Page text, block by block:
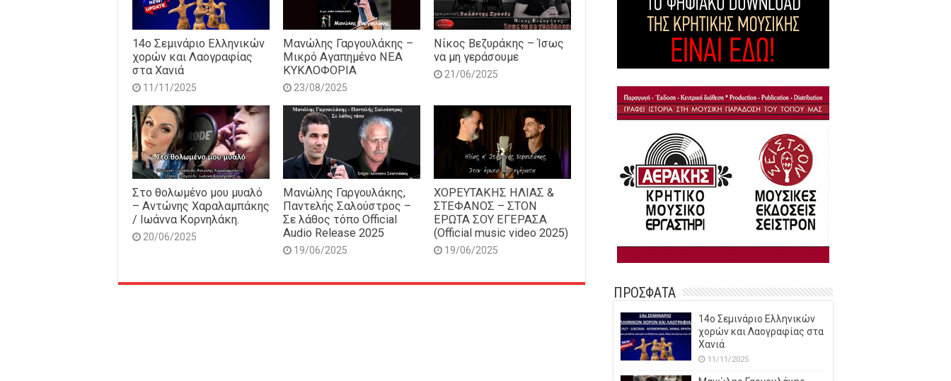
14o Σεμινάριο Ελληνικών
χορών και Λαογραφίας
στα Χανιά
11/11/2025
Μανώλης Γαργουλάκης –
Μικρό Αγαπημένο NEΑ
ΚΥΚΛΟΦΟΡΙΑ
23/08/2025
Νίκος Βεζυράκης – Ίσως
να μη γεράσουμε
21/06/2025
Στο θολωμένο μου μυαλό
– Αντώνης Χαραλαμπάκης
/ Ιωάννα Κορνηλάκη.
20/06/2025
Μανώλης Γαργουλάκης,
Παντελής Σαλούστρος –
Σε λάθος τόπο Official
Audio Release 2025
19/06/2025
ΧΟΡΕΥΤΑΚΗΣ ΗΛΙΑΣ &
ΣΤΕΦΑΝΟΣ – ΣΤΟΝ
ΕΡΩΤΑ ΣΟΥ ΕΓΕΡΑΣΑ
(Official music video 2025)
19/06/2025
ΠΡΟΣΦΑΤΑ
14o Σεμινάριο Ελληνικών
χορών και Λαογραφίας στα
Χανιά
11/11/2025